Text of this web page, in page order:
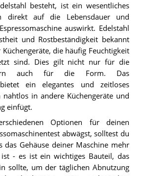
besteht, ist ein wesentliches
direkt auf die Lebensdauer und
auswirkt. Edelstahl
und Rostbeständigkeit bekannt
die häufig Feuchtigkeit
sind. Dies gilt nicht nur für die
auch für die Form. Das
bietet ein elegantes und zeitloses
nahtlos in andere Küchengeräte und
einfügt.
Optionen für deinen
abwägst, solltest du
das Gehäuse deiner Maschine mehr
- es ist ein wichtiges Bauteil, das
sollte, um der täglichen Abnutzung